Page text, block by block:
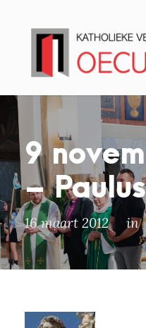
9
– Paulus
16 maart 2012 in